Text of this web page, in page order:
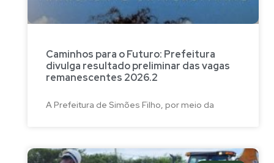
Caminhos para o Futuro: Prefeitura
divulga resultado preliminar das vagas
remanescentes 2026.2
A Prefeitura de Simões Filho, por meio da